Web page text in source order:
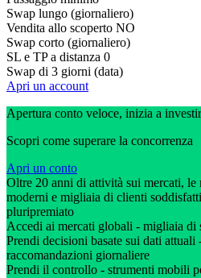
Swap lungo (giornaliero)
Vendita allo scoperto NO
Swap corto (giornaliero)
SL e TP a distanza 0
Swap di 3 giorni (data)
Apri un account
Apertura conto veloce, inizia a
Scopri come superare la concorrenza
Apri un conto
Oltre 20 anni di attività sui mercati,
moderni e migliaia di clienti
pluripremiato
Accedi ai mercati globali - migliaia di
Prendi decisioni basate sui dati attuali
raccomandazioni giornaliere
Prendi il controllo - strumenti mobili